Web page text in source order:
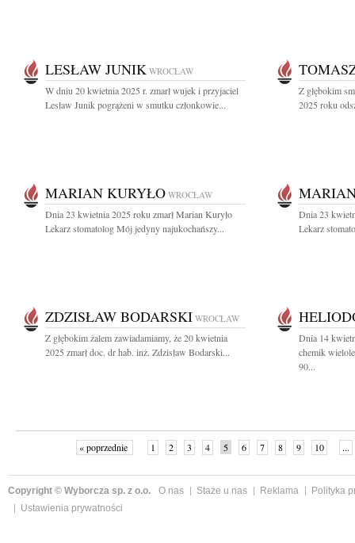
LESŁAW JUNIK WROCŁAW
W dniu 20 kwietnia 2025 r. zmarł wujek i przyjaciel
Lesław Junik pogrążeni w smutku członkowie...
Z głębokim
2025 roku
MARIAN KURYŁO WROCŁAW
Dnia 23 kwietnia 2025 roku zmarł Marian Kuryło
Lekarz stomatolog Mój jedyny najukochańszy...
Dnia 23
Lekarz
ZDZISŁAW BODARSKI WROCŁAW
Z głębokim żalem zawiadamiamy, że 20 kwietnia
2025 zmarł doc. dr hab. inż. Zdzisław Bodarski...
Dnia 14
chemik
90...
« poprzednie 1 2 3 4 5 6 7 8 9 10 ...
Copyright © Wyborcza sp. z o.o. O nas Staże u nas Reklama
Polityka
Ustawienia prywatności